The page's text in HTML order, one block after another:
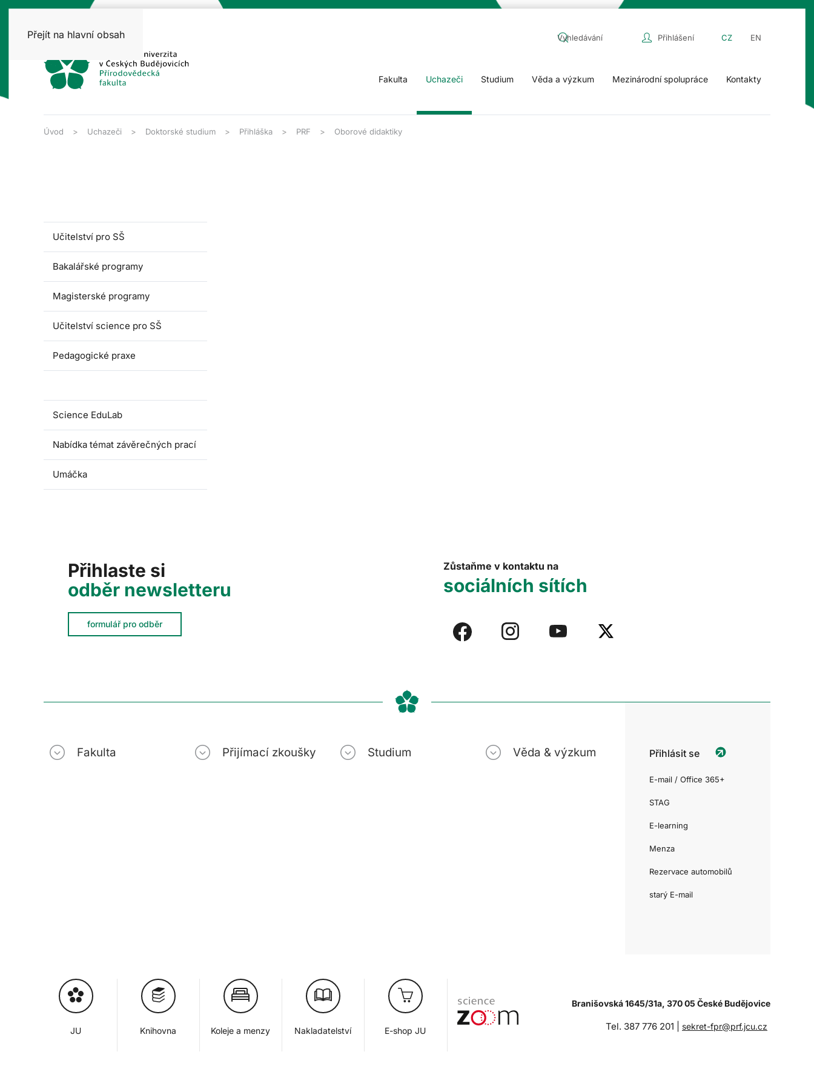
Přejít na hlavní obsah Přihlášení CZ EN
Fakulta Uchazeči Studium Věda a výzkum Mezinárodní spolupráce Kontakty
Úvod Uchazeči Doktorské studium Přihláška PRF Oborové didaktiky
Učitelství pro SŠ
Bakalářské programy
Magisterské programy
Učitelství science pro SŠ
Pedagogické praxe
Science EduLab
Nabídka témat závěrečných prací
Umáčka
Přihlaste si
odběr newsletteru
formulář pro odběr
Zůstaňme v kontaktu na
sociálních sítích
Fakulta Přijímací zkoušky Studium Věda & výzkum Přihlásit se
E-mail / Office 365+
STAG
E-learning
Menza
Rezervace automobilů
starý E-mail
JU Knihovna Koleje a menzy Nakladatelství E-shop JU
Branišovská 1645/31a, 370 05 České Budějovice
Tel. 387 776 201 | sekret-fpr@prf.jcu.cz